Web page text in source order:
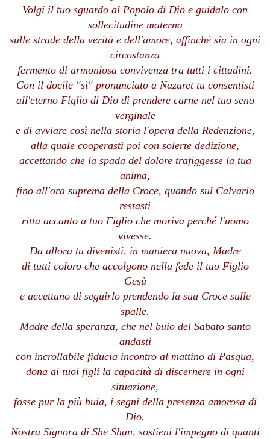
Volgi il tuo sguardo al Popolo di Dio e guidalo con
sollecitudine materna
sulle strade della verità e dell'amore, affinché sia in ogni
circostanza
fermento di armoniosa convivenza tra tutti i cittadini.
Con il docile "sì" pronunciato a Nazaret tu consentisti
all'eterno Figlio di Dio di prendere carne nel tuo seno
verginale
e di avviare così nella storia l'opera della Redenzione,
alla quale cooperasti poi con solerte dedizione,
accettando che la spada del dolore trafiggesse la tua
anima,
fino all'ora suprema della Croce, quando sul Calvario
restasti
ritta accanto a tuo Figlio che moriva perché l'uomo
vivesse.
Da allora tu divenisti, in maniera nuova, Madre
di tutti coloro che accolgono nella fede il tuo Figlio
Gesù
e accettano di seguirlo prendendo la sua Croce sulle
spalle.
Madre della speranza, che nel buio del Sabato santo
andasti
con incrollabile fiducia incontro al mattino di Pasqua,
dona ai tuoi figli la capacità di discernere in ogni
situazione,
fosse pur la più buia, i segni della presenza amorosa di
Dio.
Nostra Signora di She Shan, sostieni l'impegno di quanti